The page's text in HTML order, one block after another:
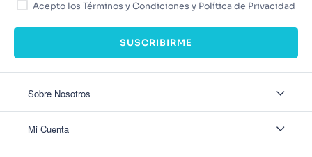
Acepto los Términos y Condiciones y Política de Privacidad
SUSCRIBIRME
Sobre Nosotros
Nuestas tiendas
Mi Cuenta